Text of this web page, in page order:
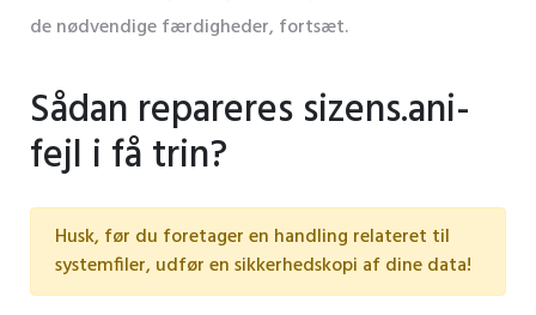
de nødvendige færdigheder, fortsæt.
Sådan repareres sizens.ani-
fejl i få trin?
Husk, før du foretager en handling relateret til
systemfiler, udfør en sikkerhedskopi af dine data!